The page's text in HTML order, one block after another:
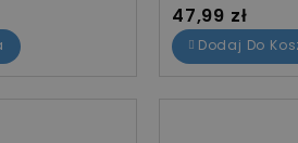
Cena
47,99 zł
Dodaj Do